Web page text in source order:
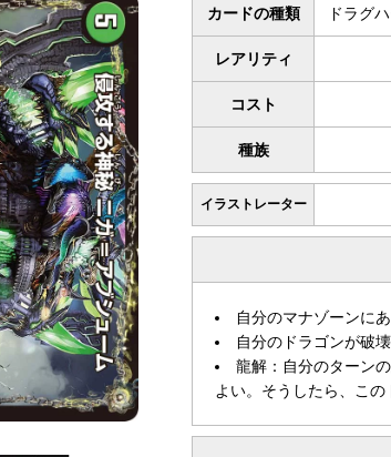
カードの種類 ドラグ
レアリティ
コスト
種族
イラストレーター
自分のマナゾーンに
自分のドラゴンが破
龍解：自分のターン
よい。そうしたら、こ